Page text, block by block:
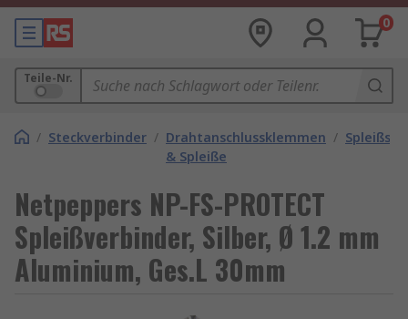
0
Teile-Nr.
/ Steckverbinder / Drahtanschlussklemmen
& Spleiße
/
Netpeppers NP-FS-PROTECT
Spleißverbinder, Silber, Ø 1.2 mm
Aluminium, Ges.L 30mm